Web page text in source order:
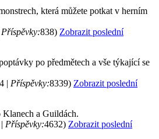
která můžete potkat v herním
Příspěvky:838) Zobrazit poslední
po předmětech a vše týkající se
| Příspěvky:8339) Zobrazit poslední
Klanech a Guildách.
Příspěvky:4632) Zobrazit poslední